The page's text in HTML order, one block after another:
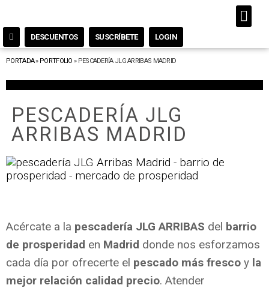
DESCUENTOS SUSCRÍBETE LOGIN
PORTADA» PORTFOLIO » PESCADERÍA JLG ARRIBAS MADRID
PESCADERÍA JLG
ARRIBAS MADRID
Acércate a la pescadería JLG ARRIBAS del barrio
de prosperidad en Madrid donde nos esforzamos
cada día por ofrecerte el pescado más fresco y la
mejor relación calidad precio. Atender